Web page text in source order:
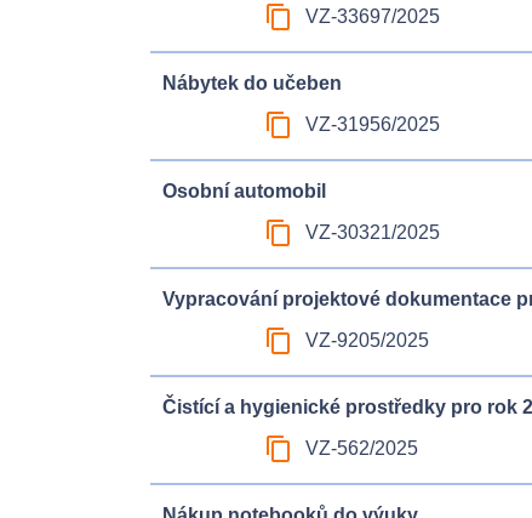
content_copy VZ-33697/2025
Nábytek do učeben
content_copy VZ-31956/2025
Osobní automobil
content_copy VZ-30321/2025
Vypracování projektové dokumentace
content_copy VZ-9205/2025
Čistící a hygienické prostředky pro rok
content_copy VZ-562/2025